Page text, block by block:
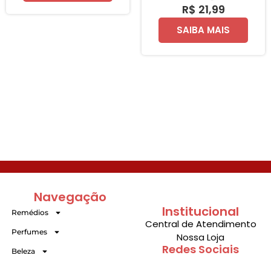
R$ 21,99
SAIBA MAIS
Institucional
Central de Atendimento
Nossa Loja
Redes Sociais
Navegação
Remédios
Perfumes
Beleza